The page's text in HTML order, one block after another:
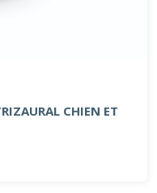
CHIEN ET